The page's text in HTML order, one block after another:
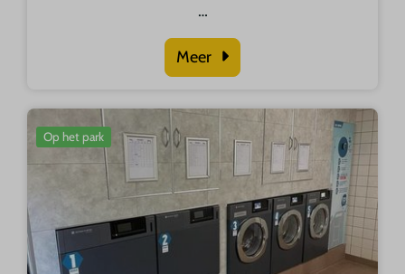
…
Meer
Op het park